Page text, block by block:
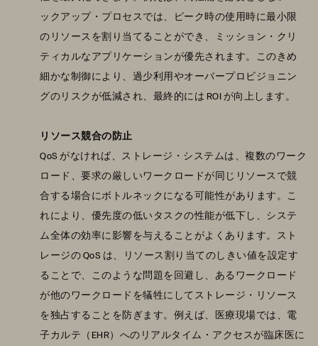
ックアップ・プロセスでは、ピーク時の使用時に最小限
のリソースを割り当てることができ、ミッション・クリ
ティカルなアプリケーションが優先されます。このきめ
細かな制御により、過少利用やオーバープロビジョニン
グのリスクが低減され、最終的には ROI が向上します。
リソース競合の防止
QoS がなければ、ストレージ・システムは、複数のワーク
ロード、要求の厳しいワークロードが同じリソースで競
合する場合にボトルネックになる可能性があります。こ
れにより、優先度の低いタスクの性能が低下し、システ
ム全体の効率に影響を与えることがよくあります。スト
レージの QoS は、リソース割り当てのしきい値を設定す
ることで、このような問題を回避し、あるワークロード
が他のワークロードを犠牲にしてストレージ・リソース
を独占することを防ぎます。例えば、医療現場では、電
子カルテ（EHR）へのリアルタイム・アクセスが臨床医に